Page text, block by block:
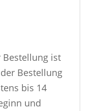
Bestellung ist
Bestellung
bis 14
und